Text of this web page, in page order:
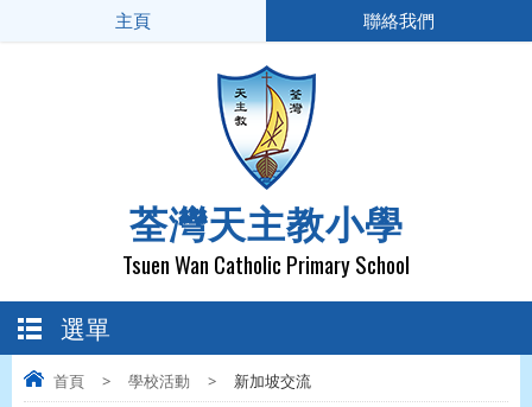
荃灣天主教小學
Tsuen Wan Catholic Primary School
主頁 聯絡我們
選單
首頁 > 學校活動 > 新加坡交流